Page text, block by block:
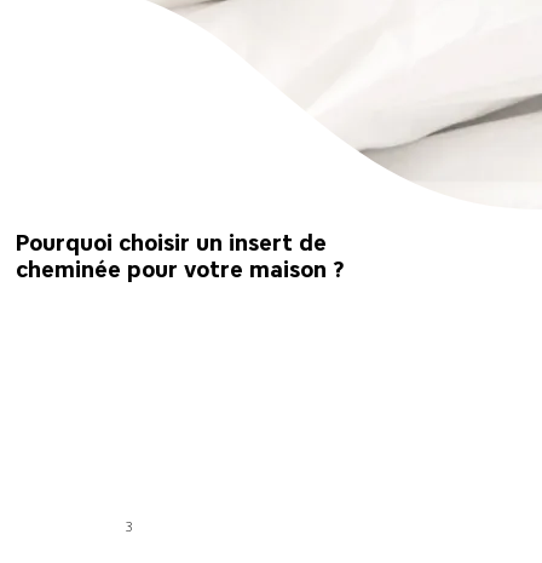
Pourquoi choisir un insert de
cheminée pour votre maison ?
3